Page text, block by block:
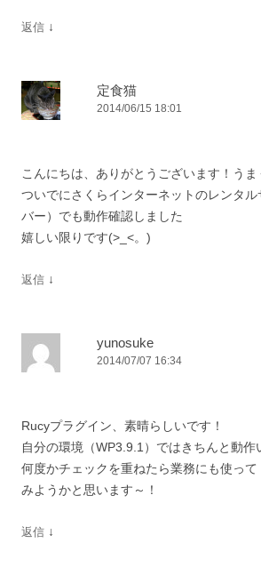
返信 ↓
定食猫
2014/06/15 18:01
こんにちは、ありがとうございます！うま
ついでにさくらインターネットのレンタ
バー）でも動作確認しました
嬉しい限りです(>_<。)
返信 ↓
yunosuke
2014/07/07 16:34
Rucyプラグイン、素晴らしいです！
自分の環境（WP3.9.1）ではきちんと動作
何度かチェックを重ねたら業務にも使って
みようかと思います～！
返信 ↓